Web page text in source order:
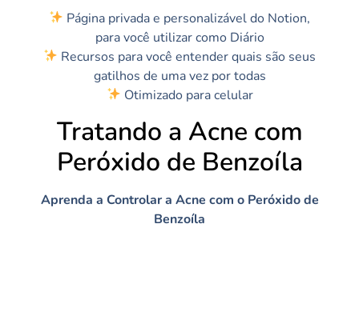
Página privada e personalizável do Notion,
para você utilizar como Diário
Recursos para você entender quais são seus
gatilhos de uma vez por todas
Otimizado para celular
Tratando a Acne com
Peróxido de Benzoíla
Aprenda a Controlar a Acne com o Peróxido de
Benzoíla